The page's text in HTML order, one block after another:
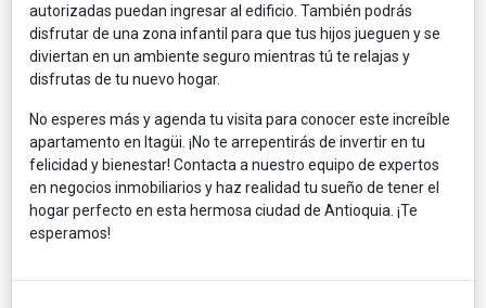
autorizadas puedan ingresar al edificio. También podrás
disfrutar de una zona infantil para que tus hijos jueguen y se
diviertan en un ambiente seguro mientras tú te relajas y
disfrutas de tu nuevo hogar.
No esperes más y agenda tu visita para conocer este increíble
apartamento en Itagüi. ¡No te arrepentirás de invertir en tu
felicidad y bienestar! Contacta a nuestro equipo de expertos
en negocios inmobiliarios y haz realidad tu sueño de tener el
hogar perfecto en esta hermosa ciudad de Antioquia. ¡Te
esperamos!